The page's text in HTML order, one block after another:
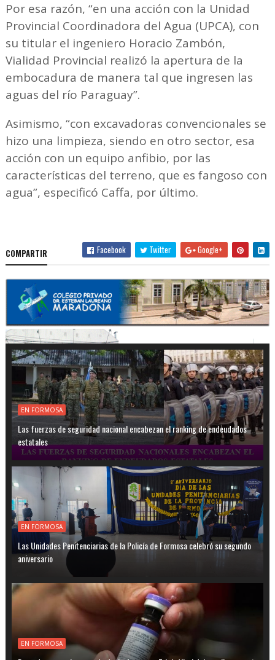
Por esa razón, “en una acción con la Unidad
Provincial Coordinadora del Agua (UPCA), con
su titular el ingeniero Horacio Zambón,
Vialidad Provincial realizó la apertura de la
embocadura de manera tal que ingresen las
aguas del río Paraguay”.
Asimismo, “con excavadoras convencionales se
hizo una limpieza, siendo en otro sector, esa
acción con un equipo anfibio, por las
características del terreno, que es fangoso con
agua”, especificó Caffa, por último.
COMPARTIR Facebook Twitter Google+
EN FORMOSA
Las fuerzas de seguridad nacional encabezan el ranking de endeudados
estatales
EN FORMOSA
Las Unidades Penitenciarias de la Policía de Formosa celebró su segundo
aniversario
EN FORMOSA